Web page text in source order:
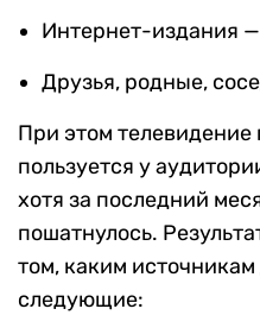
Интернет-издания
Друзья, родные,
При этом
пользуется у
хотя за последний
пошатнулось.
том, каким
следующие: